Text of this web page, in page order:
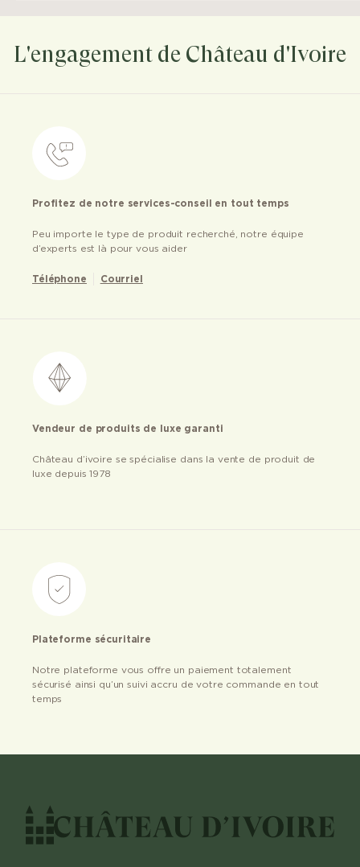
L'engagement de Château d'Ivoire
Profitez de notre services-conseil en tout temps
Peu importe le type de produit recherché, notre équipe
d’experts est là pour vous aider
Téléphone Courriel
Vendeur de produits de luxe garanti
Château d’ivoire se spécialise dans la vente de produit de
luxe depuis 1978
Plateforme sécuritaire
Notre plateforme vous offre un paiement totalement
sécurisé ainsi qu’un suivi accru de votre commande en tout
temps